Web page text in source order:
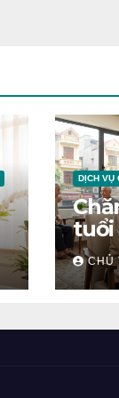
DỊCH VỤ
tuổi
CHỦ